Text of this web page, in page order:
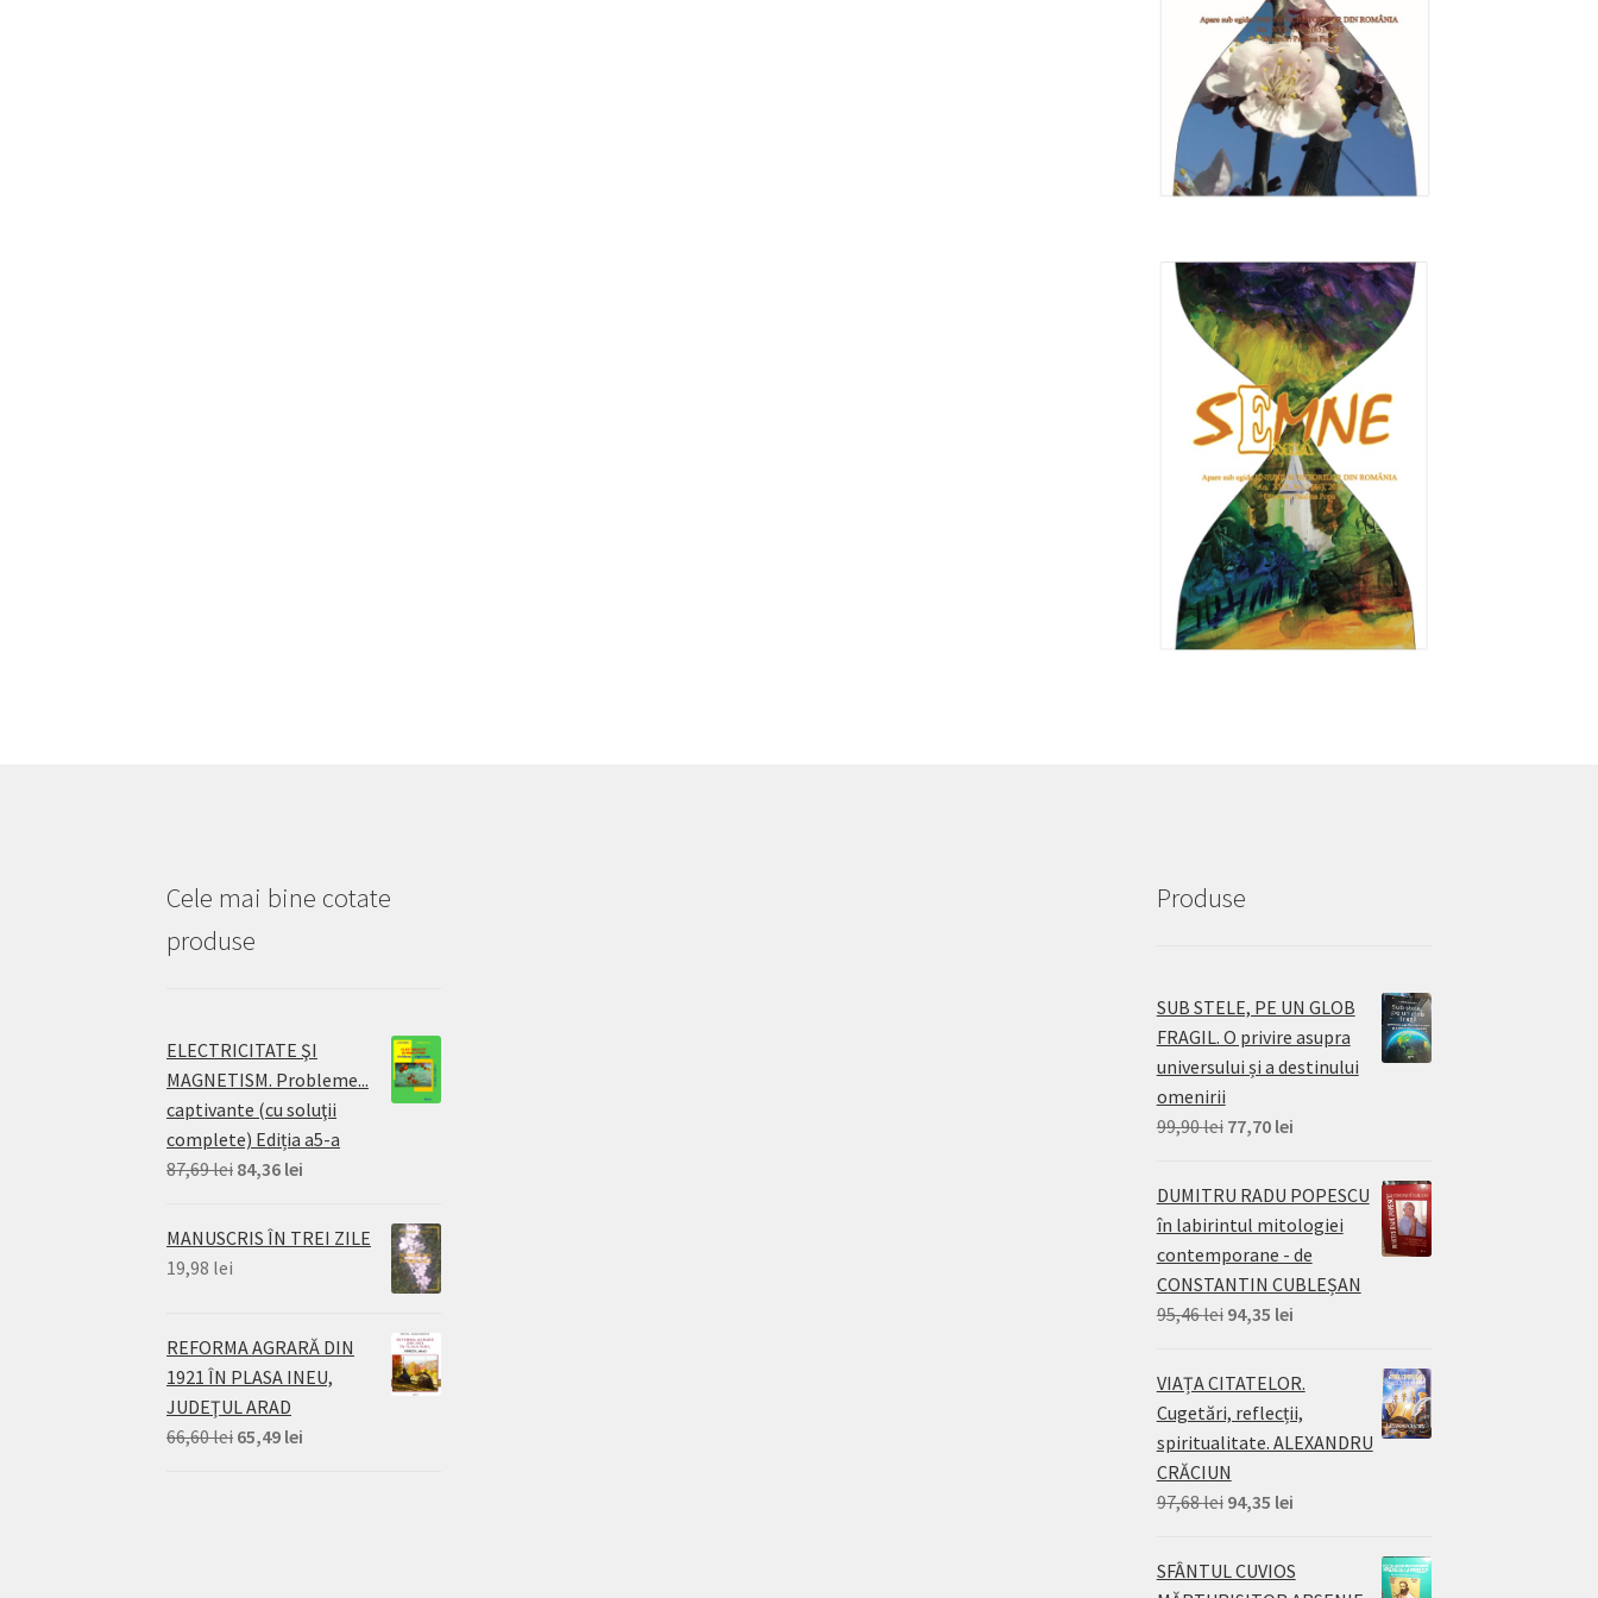
Cele mai bine cotate
produse
ELECTRICITATE ŞI
MAGNETISM. Probleme...
captivante (cu soluţii
complete) Ediția a5-a
87,69lei Prețul
a
84,36 lei
este:
MANUSCRIS ÎN TREI ZILE
19,98 lei
REFORMA AGRARĂ DIN
1921 ÎN PLASA INEU,
JUDEŢUL ARAD
66,60lei Prețul
65,49 lei
Produse
SUB STELE, PE UN GLOB
FRAGIL. O privire asupra
universului și a destinului
omenirii
99,90lei Prețul
a
fost:
77,70 leiPrețul
este:
77,70 lei.
DUMITRU RADU POPESCU
în labirintul mitologiei
contemporane - de
CONSTANTIN CUBLEȘAN
95,46lei Prețul
a
fost:
95,46 lei.
94,35 leiPrețul
este:
94,35 lei.
VIAȚA CITATELOR.
Cugetări, reflecții,
spiritualitate. ALEXANDRU
CRĂCIUN
97,68lei Prețul
a
fost:
94,35 leiPrețul
este:
94,35 lei.
SFÂNTUL CUVIOS